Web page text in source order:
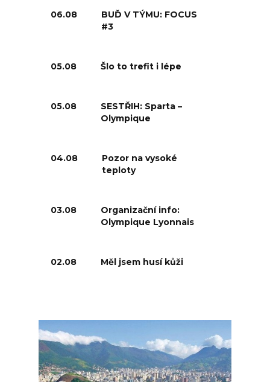
06.08
BUĎ V TÝMU: FOCUS
#3
05.08 Šlo to trefit i lépe
05.08
SESTŘIH: Sparta –
Olympique
04.08
Pozor na vysoké
teploty
03.08
Organizační info:
Olympique Lyonnais
02.08 Měl jsem husí kůži